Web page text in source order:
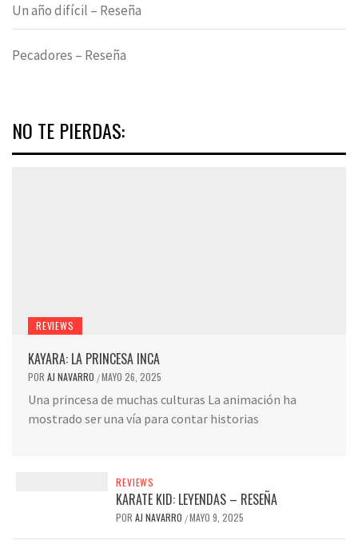
Un año difícil – Reseña
Pecadores – Reseña
NO TE PIERDAS:
REVIEWS
KAYARA: LA PRINCESA INCA
POR AJ NAVARRO /MAYO 26, 2025
Una princesa de muchas culturas La animación ha
mostrado ser una vía para contar historias
REVIEWS
KARATE KID: LEYENDAS – RESEÑA
POR AJ NAVARRO /MAYO 9, 2025